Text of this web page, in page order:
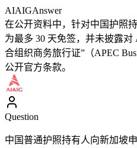
AIAIGAnswer
在公开资料中，针对中国护照
为最多 30 天免签，并未披露对
合组织商务旅行证”（APEC
公开官方条款。
Question
中国普通护照持有人向新加坡